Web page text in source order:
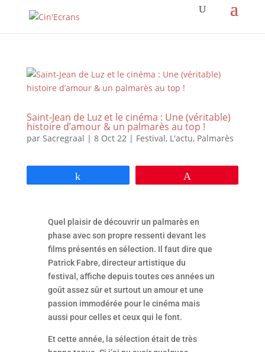
Saint-Jean de Luz et le cinéma : Une (véritable)
histoire d’amour & un palmarès au top !
par Sacregraal | 8 Oct 22| Festival, L'actu, Palmarès
Quel plaisir de découvrir un palmarès en
phase avec son propre ressenti devant les
films présentés en sélection. Il faut dire que
Patrick Fabre, directeur artistique du
festival, affiche depuis toutes ces années un
goût assez sûr et surtout un amour et une
passion immodérée pour le cinéma mais
aussi pour celles et ceux qui le font.
Et cette année, la sélection était de très